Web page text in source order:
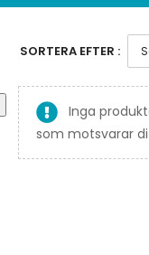
SORTERA EFTER :
Inga
som motsvarar